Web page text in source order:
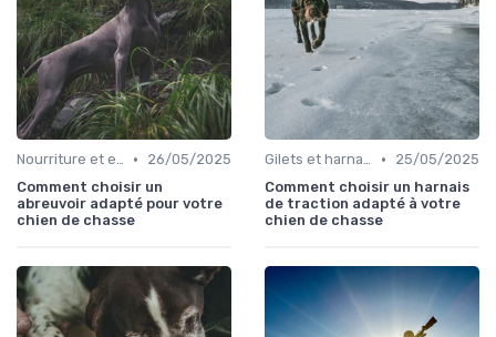
Nourriture et eau en déplacement •
26/05/2025
Comment choisir un
abreuvoir adapté pour votre
chien de chasse
Gilets et harnais •
25/05/2025
Comment choisir un harnais
de traction adapté à votre
chien de chasse